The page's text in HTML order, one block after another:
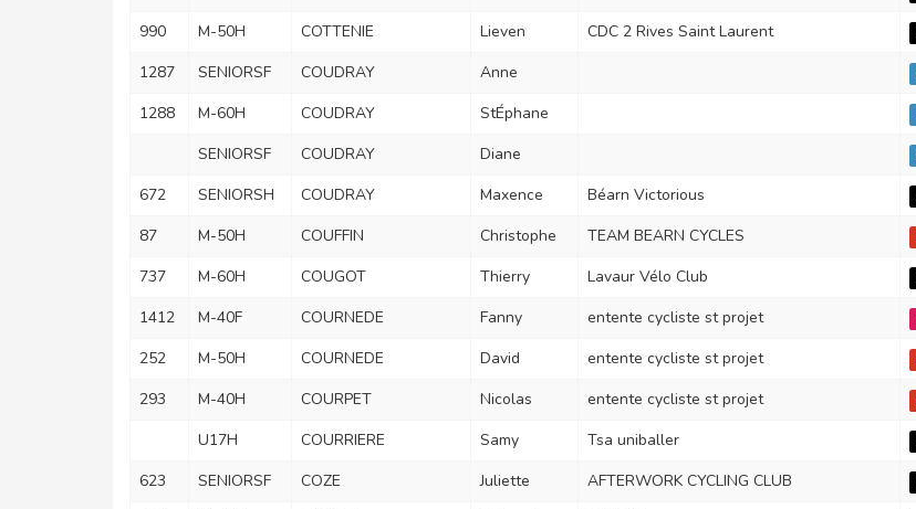
990 M-50H COTTENIE Lieven CDC 2 Rives Saint Laurent
1287 SENIORSF COUDRAY Anne
1288 M-60H COUDRAY StÉphane
SENIORSF COUDRAY Diane
672 SENIORSH COUDRAY Maxence Béarn Victorious
87 M-50H COUFFIN Christophe TEAM BEARN CYCLES
737 M-60H COUGOT Thierry Lavaur Vélo Club
1412 M-40F COURNEDE Fanny entente cycliste st projet
252 M-50H COURNEDE David entente cycliste st projet
293 M-40H COURPET Nicolas entente cycliste st projet
U17H COURRIERE Samy Tsa uniballer
623 SENIORSF COZE Juliette AFTERWORK CYCLING CLUB